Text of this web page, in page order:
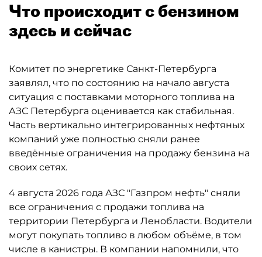
Что происходит с бензином
здесь и сейчас
Комитет по энергетике Санкт-Петербурга
заявлял, что по состоянию на начало августа
ситуация с поставками моторного топлива на
АЗС Петербурга оценивается как стабильная.
Часть вертикально интегрированных нефтяных
компаний уже полностью сняли ранее
введённые ограничения на продажу бензина на
своих сетях.
4 августа 2026 года АЗС "Газпром нефть" сняли
все ограничения с продажи топлива на
территории Петербурга и Ленобласти. Водители
могут покупать топливо в любом объёме, в том
числе в канистры. В компании напомнили, что